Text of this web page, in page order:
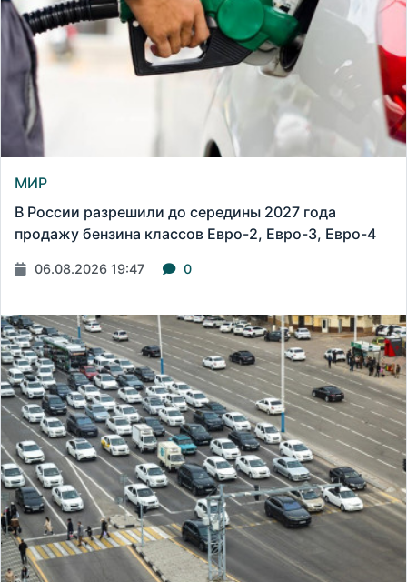
МИР
В России разрешили до середины 2027 года
продажу бензина классов Евро-2, Евро-3, Евро-4
06.08.2026 19:47 0